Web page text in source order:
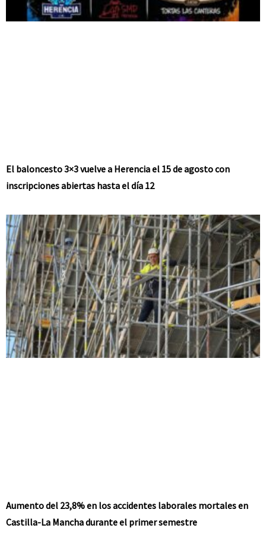
El baloncesto 3×3 vuelve a Herencia el 15 de agosto con
inscripciones abiertas hasta el día 12
Aumento del 23,8% en los accidentes laborales mortales en
Castilla-La Mancha durante el primer semestre